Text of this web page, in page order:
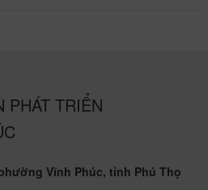
PHÁT TRIỂN
Vĩnh Phúc, tỉnh Phú Thọ